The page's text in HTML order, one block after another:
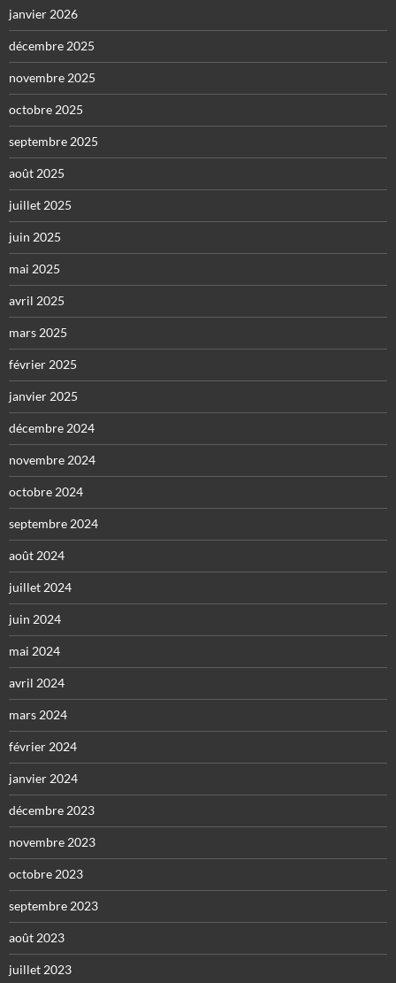
janvier 2026
décembre 2025
novembre 2025
octobre 2025
septembre 2025
août 2025
juillet 2025
juin 2025
mai 2025
avril 2025
mars 2025
février 2025
janvier 2025
décembre 2024
novembre 2024
octobre 2024
septembre 2024
août 2024
juillet 2024
juin 2024
mai 2024
avril 2024
mars 2024
février 2024
janvier 2024
décembre 2023
novembre 2023
octobre 2023
septembre 2023
août 2023
juillet 2023